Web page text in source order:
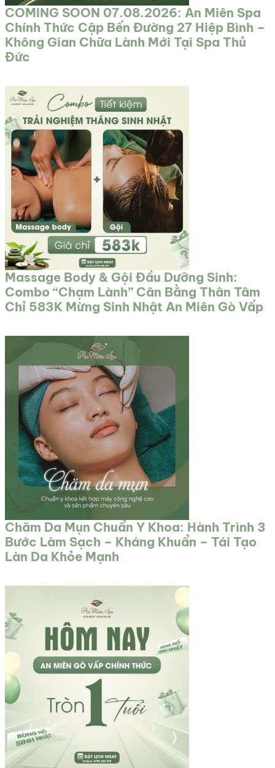
COMING SOON 07.08.2026: An Miên Spa
Chính Thức Cập Bến Đường 27 Hiệp Bình –
Không Gian Chữa Lành Mới Tại Spa Thủ
Đức
Massage Body & Gội Đầu Dưỡng Sinh:
Combo “Chạm Lành” Cân Bằng Thân Tâm
Chỉ 583K Mừng Sinh Nhật An Miên Gò Vấp
Chăm Da Mụn Chuẩn Y Khoa: Hành Trình 3
Bước Làm Sạch – Kháng Khuẩn – Tái Tạo
Làn Da Khỏe Mạnh